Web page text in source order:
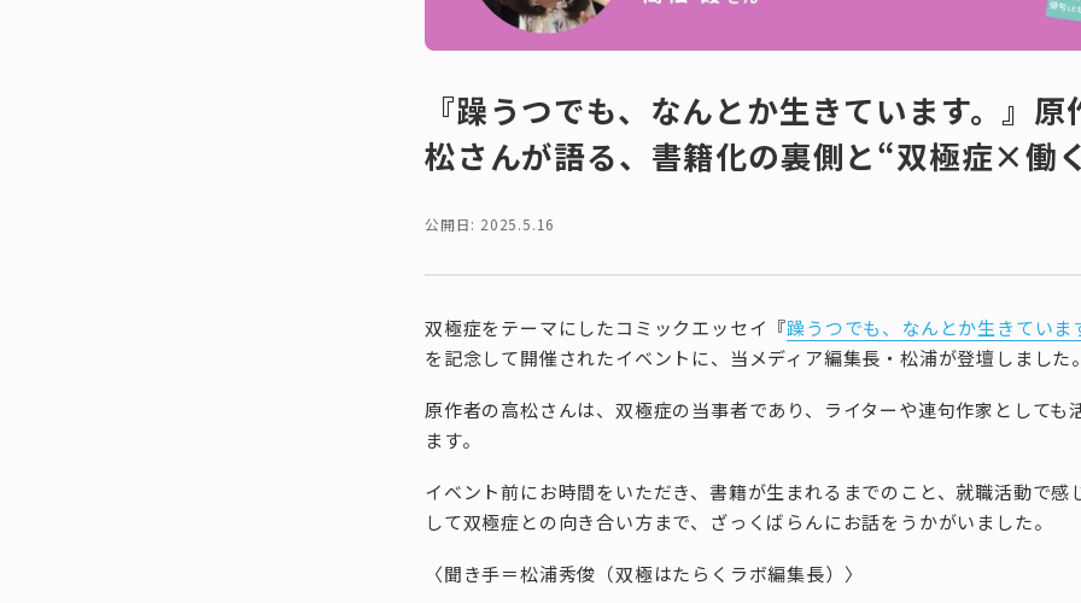
『躁うつでも、なんとか生きています。』
松さんが語る、書籍化の裏側と“双極症×働
公開日: 2025.5.16
双極症をテーマにしたコミックエッセイ『躁うつでも、なんとか生きていま
を記念して開催されたイベントに、当メディア編集長・松浦が登壇しました
原作者の高松さんは、双極症の当事者であり、ライターや連句作家としても
ます。
イベント前にお時間をいただき、書籍が生まれるまでのこと、就職活動で感
して双極症との向き合い方まで、ざっくばらんにお話をうかがいました。
〈聞き手＝松浦秀俊（双極はたらくラボ編集長）〉